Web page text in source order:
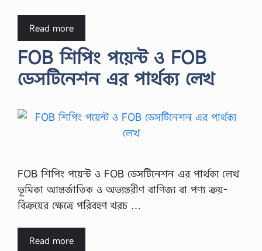
Read more
FOB শিপিং পয়েন্ট ও FOB
ডেসটিনেশন এর পার্থক্য লেখ
FOB শিপিং পয়েন্ট ও FOB ডেসটিনেশন এর পার্থক্য লেখ
ভূমিকা আন্তর্জাতিক ও অভ্যন্তরীণ বাণিজ্য বা পণ্য ক্রয়-
বিক্রয়ের ক্ষেত্রে পরিবহণ খরচ …
Read more